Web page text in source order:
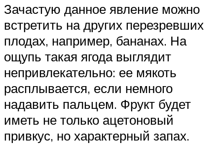
Зачастую данное явление можно
встретить на других перезревших
плодах, например, бананах. На
ощупь такая ягода выглядит
непривлекательно: ее мякоть
расплывается, если немного
надавить пальцем. Фрукт будет
иметь не только ацетоновый
привкус, но характерный запах.